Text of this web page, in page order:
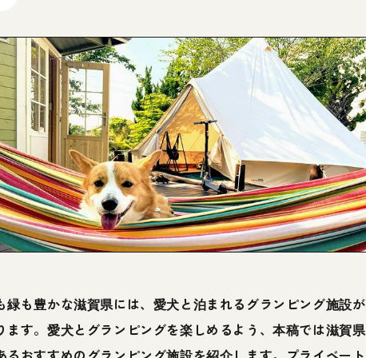
緑も豊かな滋賀県には、愛犬と泊まれるグランピング施設が
ます。愛犬とグランピングを楽しめるよう、本稿では滋賀県